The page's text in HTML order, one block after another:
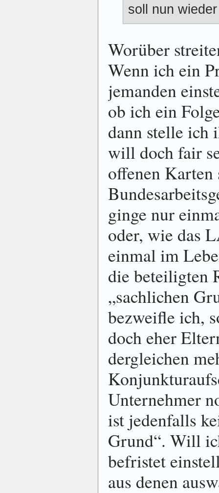
soll nun
Worüber
Wenn ich ein
jemanden
ob ich ein
dann stelle ich
will doch fair
offenen Karten
ginge nur
oder, wie das
einmal im
die beteiligten
„sachlichen
bezweifle ich,
doch eher
dergleichen
Unternehmer
ist jedenfalls
Grund“. Will
befristet
aus denen